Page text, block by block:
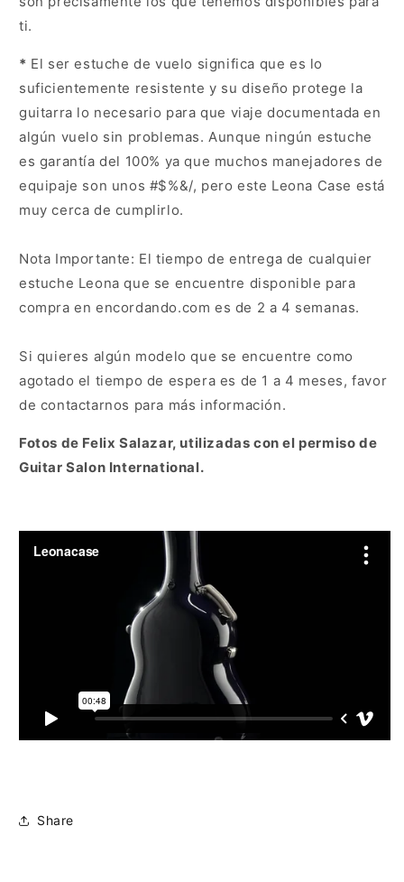
ti.
* El ser estuche de vuelo significa que es lo
suficientemente resistente y su diseño protege la
guitarra lo necesario para que viaje documentada en
algún vuelo sin problemas. Aunque ningún estuche
es garantía del 100% ya que muchos manejadores de
equipaje son unos #$%&/, pero este Leona Case está
muy cerca de cumplirlo.
Nota Importante: El tiempo de entrega de cualquier
estuche Leona que se encuentre disponible para
compra en encordando.com es de 2 a 4 semanas.
Si quieres algún modelo que se encuentre como
agotado el tiempo de espera es de 1 a 4 meses, favor
de contactarnos para más información.
Fotos de Felix Salazar, utilizadas con el permiso de
Guitar Salon International.
Share